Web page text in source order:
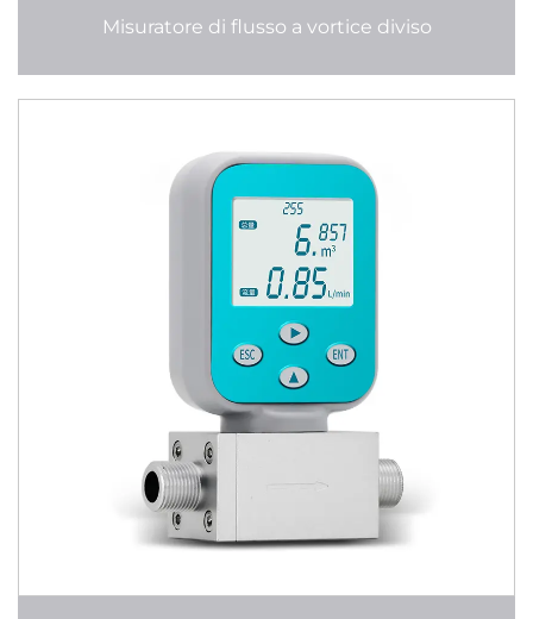
Misuratore di flusso a vortice diviso